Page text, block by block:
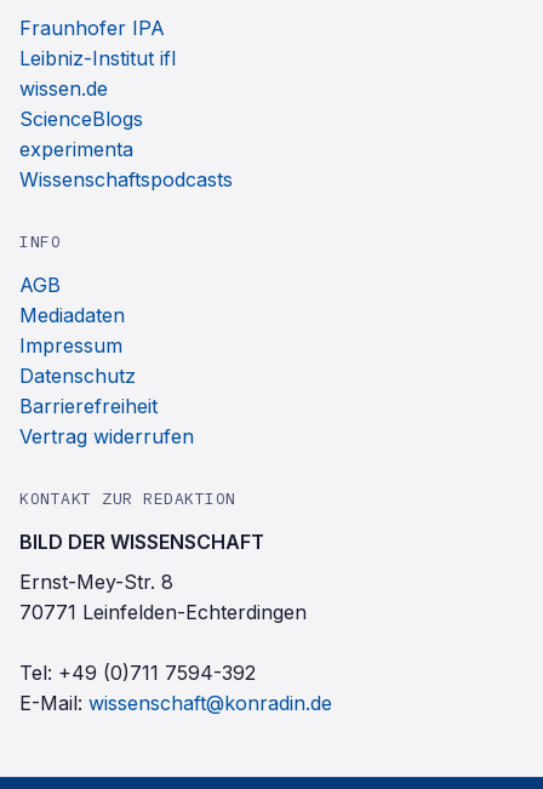
Fraunhofer IPA
Leibniz-Institut ifl
wissen.de
ScienceBlogs
experimenta
Wissenschaftspodcasts
INFO
AGB
Mediadaten
Impressum
Datenschutz
Barrierefreiheit
Vertrag widerrufen
KONTAKT ZUR REDAKTION
BILD DER WISSENSCHAFT
Ernst-Mey-Str. 8
70771 Leinfelden-Echterdingen
Tel: +49 (0)711 7594-392
E-Mail: wissenschaft@konradin.de